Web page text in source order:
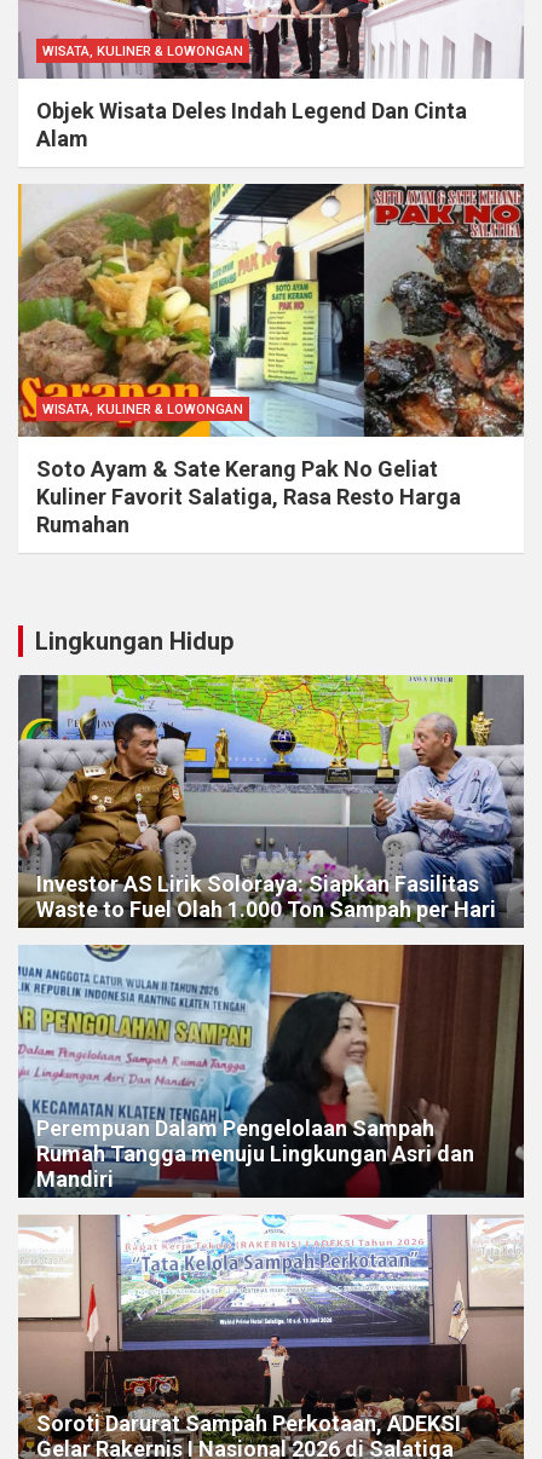
WISATA, KULINER & LOWONGAN
Objek Wisata Deles Indah Legend Dan Cinta
Alam
WISATA, KULINER & LOWONGAN
Soto Ayam & Sate Kerang Pak No Geliat
Kuliner Favorit Salatiga, Rasa Resto Harga
Rumahan
Lingkungan Hidup
Investor AS Lirik Soloraya: Siapkan Fasilitas
Waste to Fuel Olah 1.000 Ton Sampah per Hari
Perempuan Dalam Pengelolaan Sampah
Rumah Tangga menuju Lingkungan Asri dan
Mandiri
Soroti Darurat Sampah Perkotaan, ADEKSI
Gelar Rakernis I Nasional 2026 di Salatiga